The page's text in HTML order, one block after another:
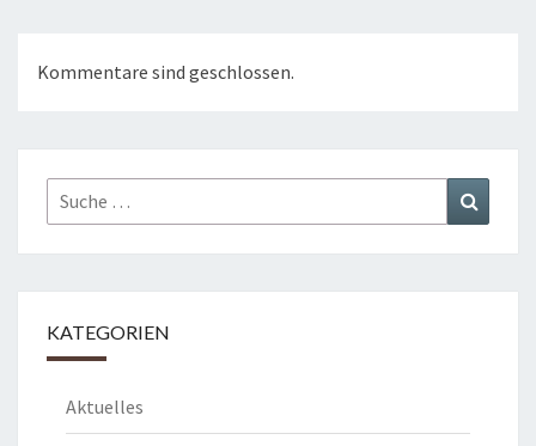
Kommentare sind geschlossen.
Suche
nach:
KATEGORIEN
Aktuelles